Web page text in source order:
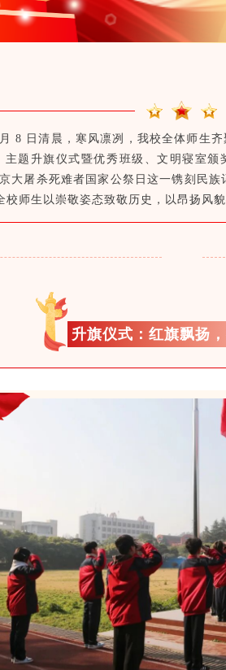
8 日清晨，寒风凛冽，我校全体师生
主题升旗仪式暨优秀班级、文明寝室颁
大屠杀死难者国家公祭日这一镌刻民
校师生以崇敬姿态致敬历史，以昂扬风貌
升旗仪式：红旗飘扬